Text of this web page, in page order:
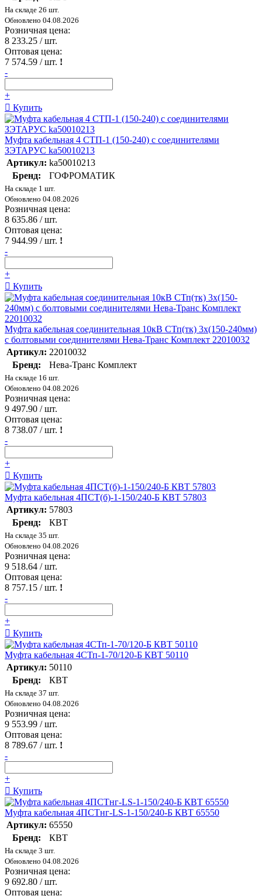
На складе 26 шт.
Обновлено 04.08.2026
Розничная цена:
8 233.25 / шт.
Оптовая цена:
7 574.59 / шт. !
-
+
Купить
Муфта кабельная 4 СТП-1 (150-240) с соединителями
ЗЭТАРУС ka50010213
Артикул: ka50010213
Бренд:
ГОФРОМАТИК
На складе 1 шт.
Обновлено 04.08.2026
Розничная цена:
8 635.86 / шт.
Оптовая цена:
7 944.99 / шт. !
-
+
Купить
Муфта кабельная соединительная 10кВ СТп(тк) 3х(150-240мм)
с болтовыми соединителями Нева-Транс Комплект 22010032
Артикул: 22010032
Бренд:
Нева-Транс Комплект
На складе 16 шт.
Обновлено 04.08.2026
Розничная цена:
9 497.90 / шт.
Оптовая цена:
8 738.07 / шт. !
-
+
Купить
Муфта кабельная 4ПСТ(б)-1-150/240-Б КВТ 57803
Артикул: 57803
Бренд:
КВТ
На складе 35 шт.
Обновлено 04.08.2026
Розничная цена:
9 518.64 / шт.
Оптовая цена:
8 757.15 / шт. !
-
+
Купить
Муфта кабельная 4СТп-1-70/120-Б КВТ 50110
Артикул: 50110
Бренд:
КВТ
На складе 37 шт.
Обновлено 04.08.2026
Розничная цена:
9 553.99 / шт.
Оптовая цена:
8 789.67 / шт. !
-
+
Купить
Муфта кабельная 4ПСТнг-LS-1-150/240-Б КВТ 65550
Артикул: 65550
Бренд:
КВТ
На складе 3 шт.
Обновлено 04.08.2026
Розничная цена:
9 692.80 / шт.
Оптовая цена: